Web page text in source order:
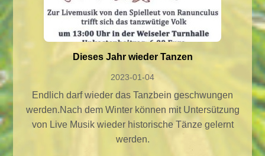
Dieses Jahr wieder Tanzen
2023-01-04
Endlich darf wieder das Tanzbein geschwungen
werden.Nach dem Winter können mit Untersützung
von Live Musik wieder historische Tänze gelernt
werden.